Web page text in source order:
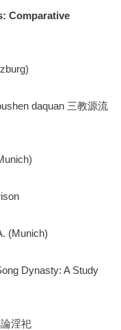
Comparative
daquan 三教源流
(Munich)
Dynasty: A Study
淫祀